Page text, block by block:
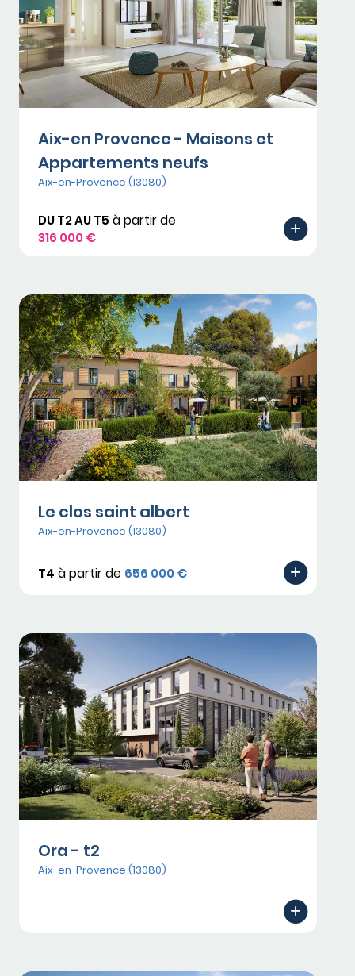
Aix-en Provence - Maisons et
Appartements neufs
Aix-en-Provence (13080)
DU T2 AU T5 à partir de
316 000 €
Le clos saint albert
Aix-en-Provence (13080)
T4 à partir de 656 000 €
Ora - t2
Aix-en-Provence (13080)